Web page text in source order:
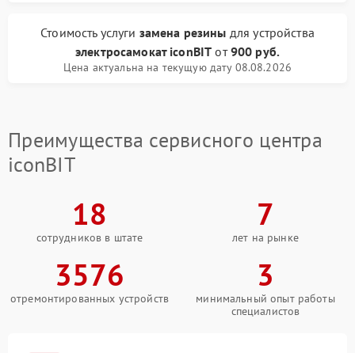
Стоимость услуги замена резины для устройства
электросамокат iconBIT от900 руб.
Цена актуальна на текущую дату 08.08.2026
Преимущества сервисного центра
iconBIT
18
сотрудников в штате
7
лет на рынке
3576
отремонтированных устройств
3
минимальный опыт работы
специалистов